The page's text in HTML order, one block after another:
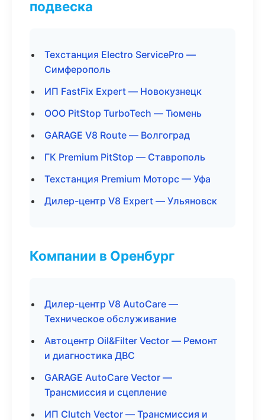
подвеска
Техстанция Electro ServicePro —
Симферополь
ИП FastFix Expert — Новокузнецк
ООО PitStop TurboTech — Тюмень
GARAGE V8 Route — Волгоград
ГК Premium PitStop — Ставрополь
Техстанция Premium Моторс — Уфа
Дилер-центр V8 Expert — Ульяновск
Компании в Оренбург
Дилер-центр V8 AutoCare —
Техническое обслуживание
Автоцентр Oil&Filter Vector — Ремонт
и диагностика ДВС
GARAGE AutoCare Vector —
Трансмиссия и сцепление
ИП Clutch Vector — Трансмиссия и